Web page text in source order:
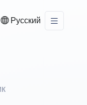
Русский